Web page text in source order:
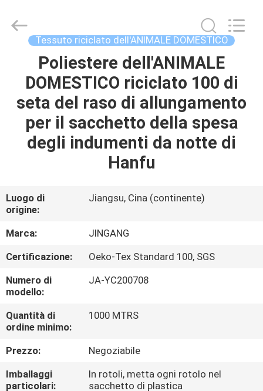
CASA
PRODOTTI
CIRCA
GIRO
DELLA
FABBRICA
CONTROLLO
DI
QUALITÀ
CONTATTICI
Textile
Co.,Ltd.
Tessuto riciclato dell'ANIMALE DOMESTICO
Poliestere dell'ANIMALE
DOMESTICO riciclato 100 di
seta del raso di allungamento
per il sacchetto della spesa
degli indumenti da notte di
Hanfu
Luogo di
origine:
Jiangsu, Cina (continente)
Marca:
JINGANG
Certificazione:
Oeko-Tex Standard 100, SGS
Numero di
modello:
JA-YC200708
Quantità di
ordine minimo:
1000 MTRS
Prezzo:
Negoziabile
Imballaggi
particolari:
In rotoli, metta ogni rotolo nel
sacchetto di plastica